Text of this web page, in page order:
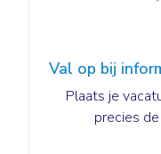
Val op bij
Plaats je
precies